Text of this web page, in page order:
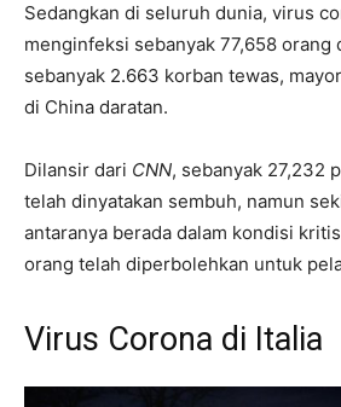
Sedangkan di seluruh dunia, virus
menginfeksi sebanyak 77,658 orang
sebanyak 2.663 korban tewas,
di China daratan.
Dilansir dari CNN, sebanyak 27,232
telah dinyatakan sembuh, namun
antaranya berada dalam kondisi
orang telah diperbolehkan untuk
Virus Corona di Italia